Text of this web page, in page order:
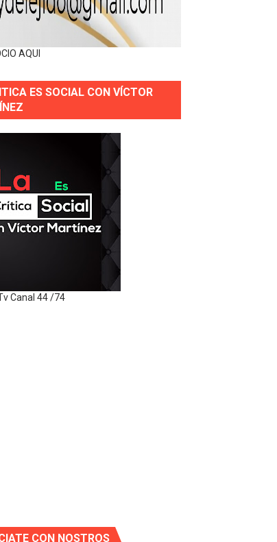
AQUI
ES SOCIAL CON VÍCTOR
Canal 44 /74
CON NOSTROS